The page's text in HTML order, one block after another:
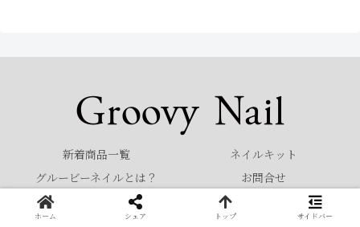
新着商品一覧
ネイルキット
グルービーネイルとは？
お問合せ
© 2022 Groovy Nail.
ホーム シェア トップ サイドバー